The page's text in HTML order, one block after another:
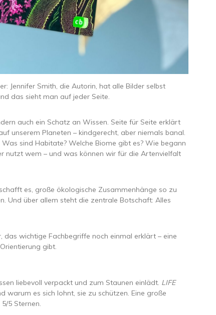
Jennifer Smith, die Autorin, hat alle Bilder selbst
das sieht man auf jeder Seite.
auch ein Schatz an Wissen. Seite für Seite erklärt
unserem Planeten – kindgerecht, aber niemals banal.
sind Habitate? Welche Biome gibt es? Wie begann
nutzt wem – und was können wir für die Artenvielfalt
es, große ökologische Zusammenhänge so zu
Und über allem steht die zentrale Botschaft: Alles
das wichtige Fachbegriffe noch einmal erklärt – eine
gibt.
liebevoll verpackt und zum Staunen einlädt. LIFE
warum es sich lohnt, sie zu schützen. Eine große
5 Sternen.